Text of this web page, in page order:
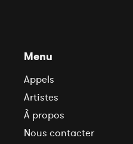
Menu
Appels
Artistes
À propos
Nous contacter